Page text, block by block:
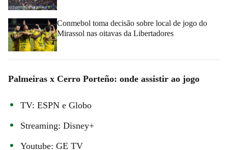
Conmebol toma decisão sobre local de jogo do
Mirassol nas oitavas da Libertadores
Palmeiras x Cerro Porteño: onde assistir ao jogo
TV: ESPN e Globo
Streaming: Disney+
Youtube: GE TV